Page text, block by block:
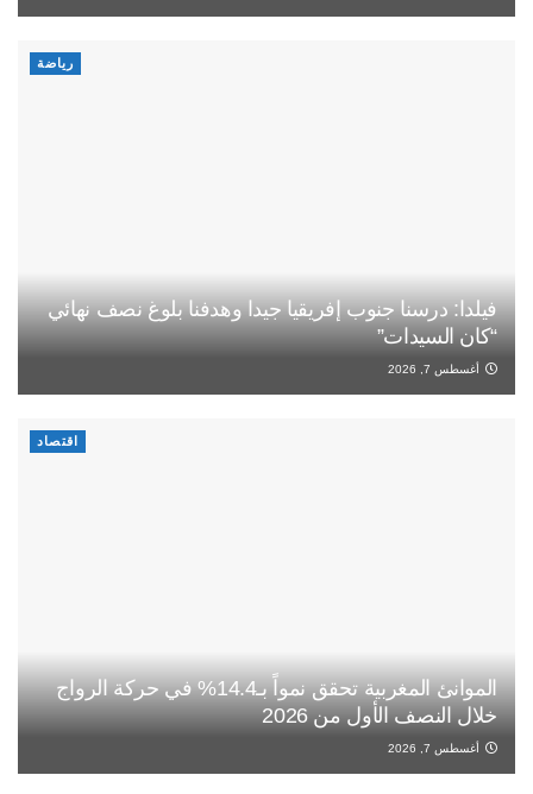
رياضة
فيلدا: درسنا جنوب إفريقيا جيدا وهدفنا بلوغ نصف نهائي
“كان السيدات”
أغسطس 7, 2026
اقتصاد
الموانئ المغربية تحقق نمواً بـ14.4% في حركة الرواج
خلال النصف الأول من 2026
أغسطس 7, 2026